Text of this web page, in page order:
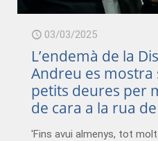
03/03/2025
L’endemà de la
Andreu es
petits deures per
de cara a la rua
'Fins avui almenys, tot